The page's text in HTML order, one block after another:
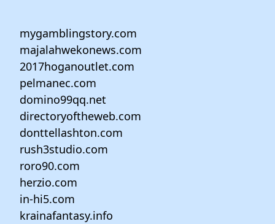
mygamblingstory.com
majalahwekonews.com
2017hoganoutlet.com
pelmanec.com
domino99qq.net
directoryoftheweb.com
donttellashton.com
rush3studio.com
roro90.com
herzio.com
in-hi5.com
krainafantasy.info